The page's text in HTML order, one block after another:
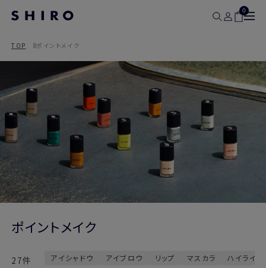
0
TOP ポイントメイク
ポイントメイク
27件 アイシャドウ アイブロウ リップ マスカラ ハイライ